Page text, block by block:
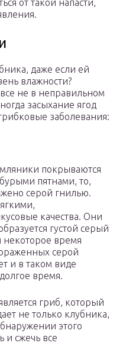
от такой напасти,
даже если ей
влажности?
не в неправильном
засыхание ягод
заболевания:
покрываются
пятнами, то,
серой гнилью.
качества. Они
густой серый
некоторое время
серой
и в таком виде
время.
гриб, который
не только клубника,
этого
и сжечь все